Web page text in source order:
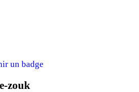
un badge
zouk